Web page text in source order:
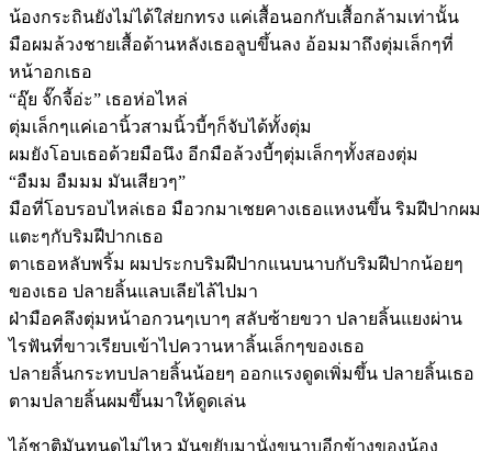
น้องกระถินยังไม่ได้ใส่ยกทรง แค่เสื้อนอกกับเสื้อกล้ามเท่านั้น
มือผมล้วงชายเสื้อด้านหลังเธอลูบขึ้นลง อ้อมมาถึงตุ่มเล็กๆที่
หน้าอกเธอ
“อุ๊ย จั๊กจี้อ่ะ” เธอห่อไหล่
ตุ่มเล็กๆแค่เอานิ้วสามนิ้วบี้ๆก็จับได้ทั้งตุ่ม
ผมยังโอบเธอด้วยมือนึง อีกมือล้วงบี้ๆตุ่มเล็กๆทั้งสองตุ่ม
“อืมม อืมมม มันเสียวๆ”
มือที่โอบรอบไหล่เธอ มือวกมาเชยคางเธอแหงนขึ้น ริมฝีปากผม
แตะๆกับริมฝีปากเธอ
ตาเธอหลับพริ้ม ผมประกบริมฝีปากแนบนาบกับริมฝีปากน้อยๆ
ของเธอ ปลายลิ้นแลบเลียไล้ไปมา
ฝ่ามือคลึงตุ่มหน้าอกวนๆเบาๆ สลับซ้ายขวา ปลายลิ้นแยงผ่าน
ไรฟันที่ขาวเรียบเข้าไปควานหาลิ้นเล็กๆของเธอ
ปลายลิ้นกระทบปลายลิ้นน้อยๆ ออกแรงดูดเพิ่มขึ้น ปลายลิ้นเธอ
ตามปลายลิ้นผมขึ้นมาให้ดูดเล่น
ไอ้ชาติมันทนดูไม่ไหว มันขยับมานั่งขนาบอีกข้างของน้อง